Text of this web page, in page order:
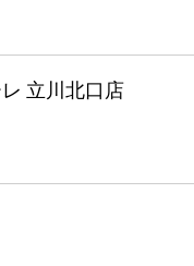
立川北口店